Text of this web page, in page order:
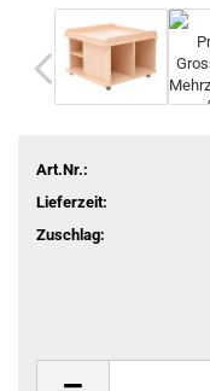
Art.Nr.:
Lieferzeit:
Zuschlag: